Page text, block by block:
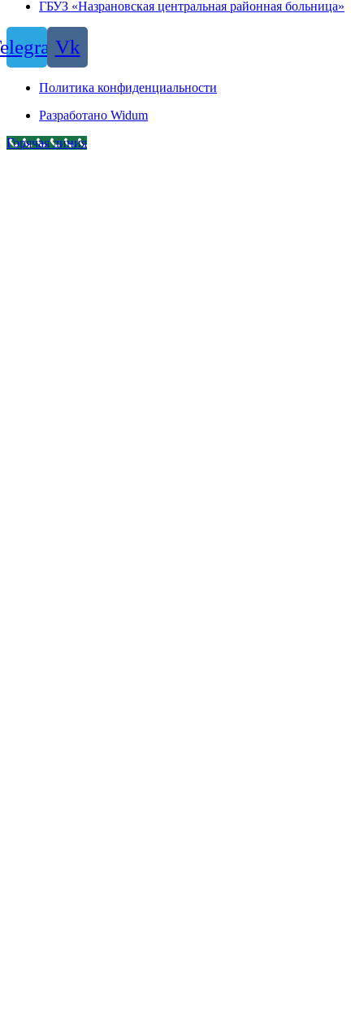
ГБУЗ «Назрановская центральная районная больница»
Vk
Политика конфиденциальности
Разработано Widum
Горячая линия